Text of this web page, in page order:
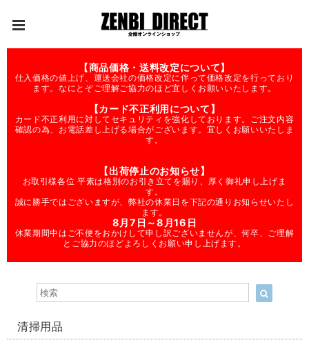
【商品価格・送料改定について】
仕入価格の値上げ、運送会社の価格改定に伴って価格改定を行っており
ます。なにとぞご理解ご協力のほど宜しくお願いいたします。
【カード不正利用について】
カード不正利用に対してセキュリティを強化しております。ご注文内容
確認の為、お電話差し上げる場合がございます。宜しくお願いいたしま
す。
【出荷停止のお知らせ】
お取引様各位 平素は格別のお引き立てを賜り、厚く御礼申し上げま
す。
誠に勝手ではございますが、弊社の休業日を下記の通りお知らせいたし
ます。
8月7日～8月16日
休業期間中はご不便をおかけして申し訳ございませんが、何卒、ご理解
とご協力のほどよろしくお願い申し上げます。
清掃用品